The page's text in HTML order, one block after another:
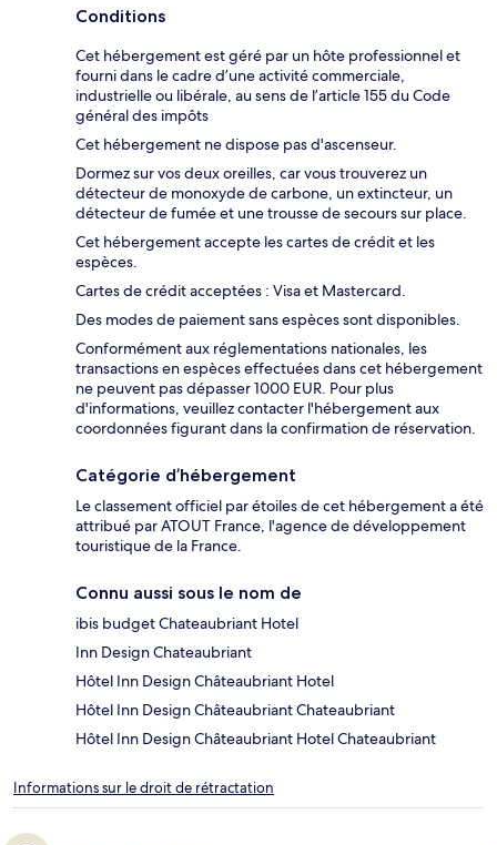
Conditions
Cet hébergement est géré par un hôte professionnel et
fourni dans le cadre d’une activité commerciale,
industrielle ou libérale, au sens de l’article 155 du Code
général des impôts
Cet hébergement ne dispose pas d'ascenseur.
Dormez sur vos deux oreilles, car vous trouverez un
détecteur de monoxyde de carbone, un extincteur, un
détecteur de fumée et une trousse de secours sur place.
Cet hébergement accepte les cartes de crédit et les
espèces.
Cartes de crédit acceptées : Visa et Mastercard.
Des modes de paiement sans espèces sont disponibles.
Conformément aux réglementations nationales, les
transactions en espèces effectuées dans cet hébergement
ne peuvent pas dépasser 1000 EUR. Pour plus
d'informations, veuillez contacter l'hébergement aux
coordonnées figurant dans la confirmation de réservation.
Catégorie d’hébergement
Le classement officiel par étoiles de cet hébergement a été
attribué par ATOUT France, l'agence de développement
touristique de la France.
Connu aussi sous le nom de
ibis budget Chateaubriant Hotel
Inn Design Chateaubriant
Hôtel Inn Design Châteaubriant Hotel
Hôtel Inn Design Châteaubriant Chateaubriant
Hôtel Inn Design Châteaubriant Hotel Chateaubriant
Informations sur le droit de rétractation